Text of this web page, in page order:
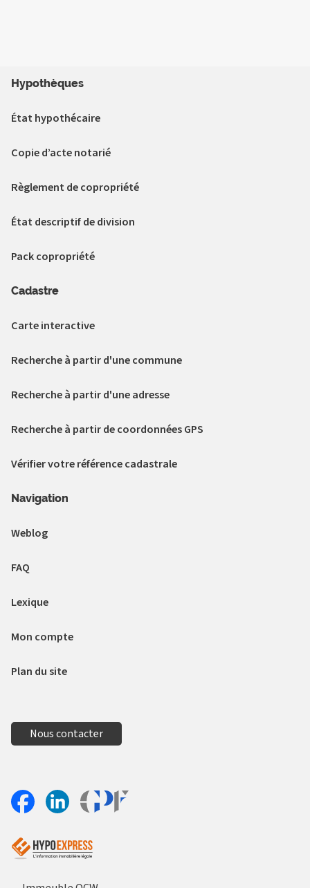
Hypothèques
État hypothécaire
Copie d’acte notarié
Règlement de copropriété
État descriptif de division
Pack copropriété
Cadastre
Carte interactive
Recherche à partir d'une commune
Recherche à partir d'une adresse
Recherche à partir de coordonnées GPS
Vérifier votre référence cadastrale
Navigation
Weblog
FAQ
Lexique
Mon compte
Plan du site
Nous contacter